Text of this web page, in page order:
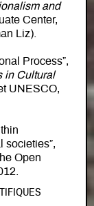
and
Center,
Liz).
Process”,
in Cultural
UNESCO,
societies”,
Open